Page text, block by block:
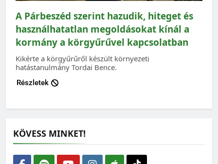
A Párbeszéd szerint hazudik, hiteget és
használhatatlan megoldásokat kínál a
kormány a körgyűrűvel kapcsolatban
Kikérte a körgyűrűről készült környezeti
hatástanulmány Tordai Bence.
Részletek
KÖVESS MINKET!